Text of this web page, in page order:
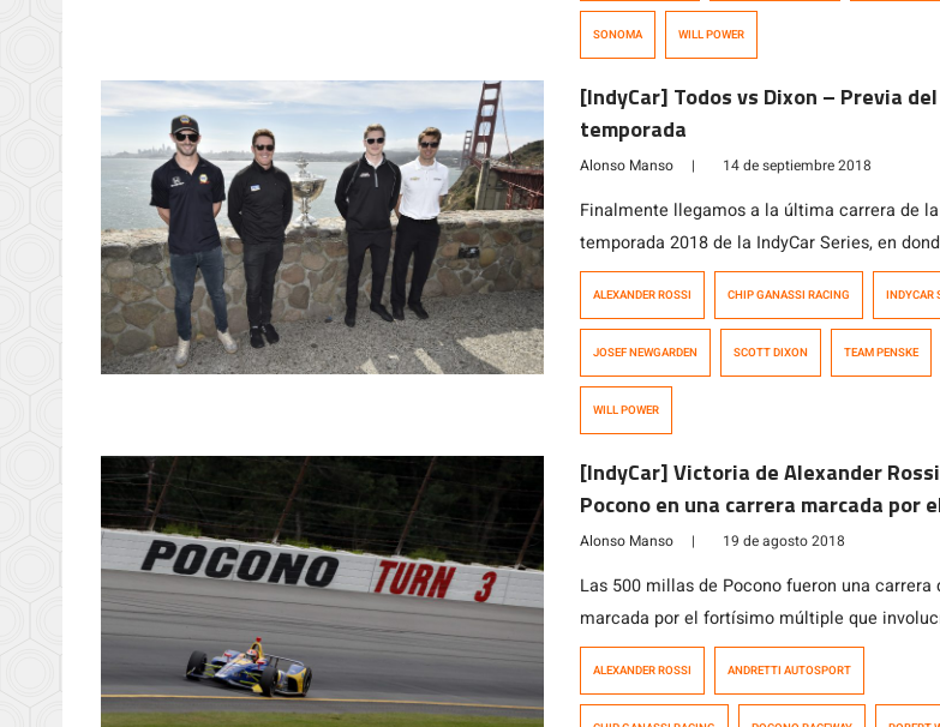
SONOMA WILL POWER
[IndyCar] Todos vs Dixon – Previa
temporada
Alonso Manso | 14 de septiembre 2018
Finalmente llegamos a la última carrera de la
temporada 2018 de la IndyCar Series, en
pilotos llegan con chances de ser campeones,
Sonoma no solo definirá al campeón 2018 de
sino que también es la última […]
ALEXANDER ROSSI CHIP GANASSI RACING INDYCAR
JOSEF NEWGARDEN SCOTT DIXON TEAM PENSKE
WILL POWER
[IndyCar] Victoria de Alexander
Pocono en una carrera marcada por
accidente de Robert Wickens
Alonso Manso | 19 de agosto 2018
Las 500 millas de Pocono fueron una carrera
marcada por el fortísimo múltiple que
Hunter-Reay, Robert Wickens, James
ALEXANDER ROSSI ANDRETTI AUTOSPORT